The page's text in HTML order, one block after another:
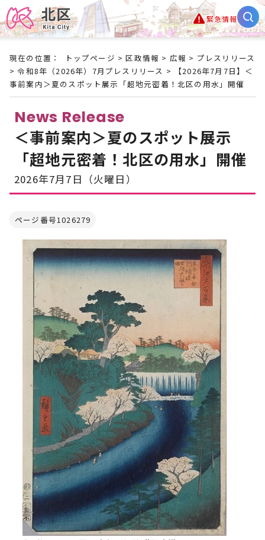
緊急情報
現在の位置： トップページ >区政情報 > 広報 > プレスリリース
>令和8年（2026年）7月プレスリリース > 【2026年7月7日】＜
事前案内＞夏のスポット展示「超地元密着！北区の用水」開催
News Release
＜事前案内＞夏のスポット展示
「超地元密着！北区の用水」開催
2026年7月7日（火曜日）
ページ番号1026279